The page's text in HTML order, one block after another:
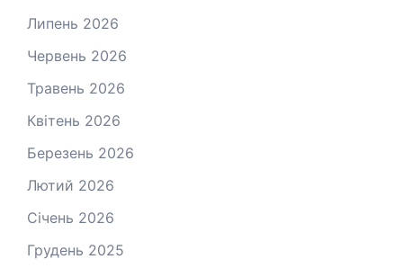
Липень 2026
Червень 2026
Травень 2026
Квітень 2026
Березень 2026
Лютий 2026
Січень 2026
Грудень 2025